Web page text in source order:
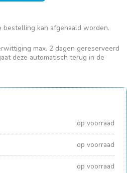
kan afgehaald worden.
max. 2 dagen gereserveerd
deze automatisch terug in de
op voorraad
op voorraad
op voorraad